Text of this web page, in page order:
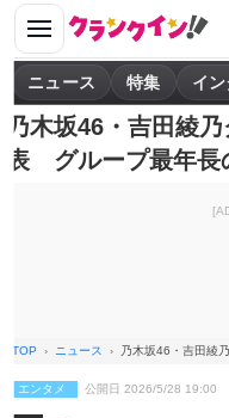
ニュース 特集 イ
乃木坂46・吉田綾
表 グループ最年長
TOP ニュース 乃木坂46・吉田綾
エンタメ 公開日 2026/5/28 19:00